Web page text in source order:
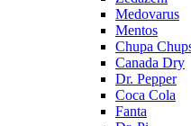
Medovarus
Mentos
Chupa
Canada Dry
Dr. Pepper
Coca Cola
Fanta